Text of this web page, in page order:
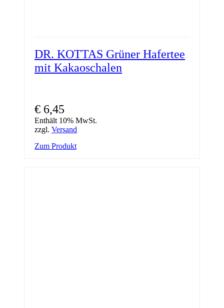
DR. KOTTAS Grüner Hafertee
mit Kakaoschalen
€ 6,45
Enthält 10% MwSt.
zzgl. Versand
Zum Produkt